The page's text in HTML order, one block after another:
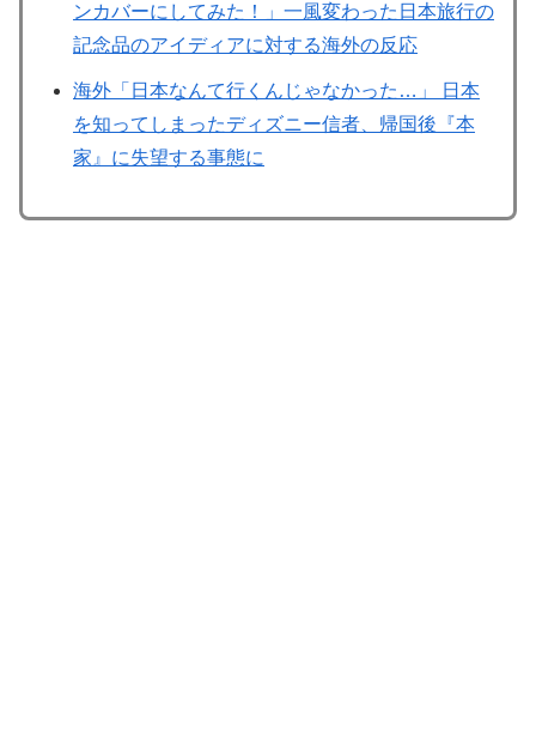
ンカバーにしてみた！」一風変わった日本旅行の
記念品のアイディアに対する海外の反応
海外「日本なんて行くんじゃなかった…」 日本
を知ってしまったディズニー信者、帰国後『本
家』に失望する事態に